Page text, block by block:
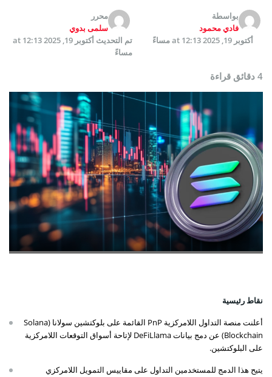
بواسطة
فادي محمود
محرر
سلمى بدوي
أكتوبر 19, 2025 at 12:13 مساءً
تم التحديث
أكتوبر 19, 2025 at 12:13
مساءً
4 دقائق قراءة
نقاط رئيسية
أعلنت منصة التداول اللامركزية PnP القائمة على بلوكتشين سولانا (Solana
Blockchain) عن دمج بيانات DeFiLlama لإتاحة أسواق التوقعات اللامركزية
على البلوكتشين.
يتيح هذا الدمج للمستخدمين التداول على مقاييس التمويل اللامركزي